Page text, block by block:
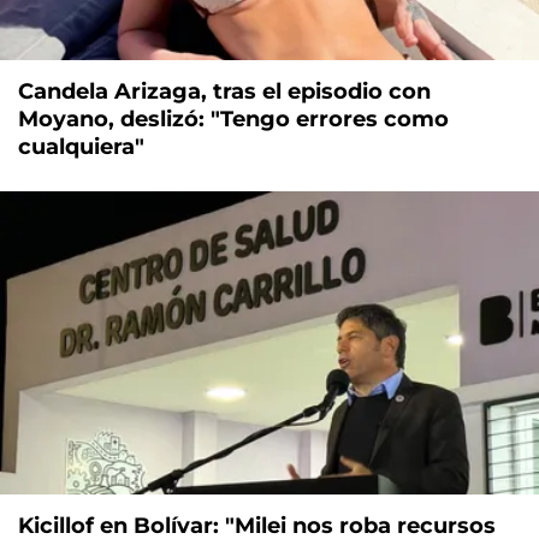
Candela Arizaga, tras el episodio con
Moyano, deslizó: "Tengo errores como
cualquiera"
Kicillof en Bolívar: "Milei nos roba recursos